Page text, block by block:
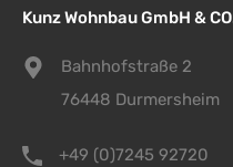
Kunz Wohnbau GmbH &
Bahnhofstraße 2
76448 Durmersheim
+49 (0)7245 92720